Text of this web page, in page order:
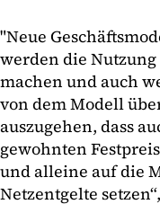
"Neue
werden die
machen und auch
von dem Modell
auszugehen, dass
gewohnten
und alleine auf die
Netzentgelte